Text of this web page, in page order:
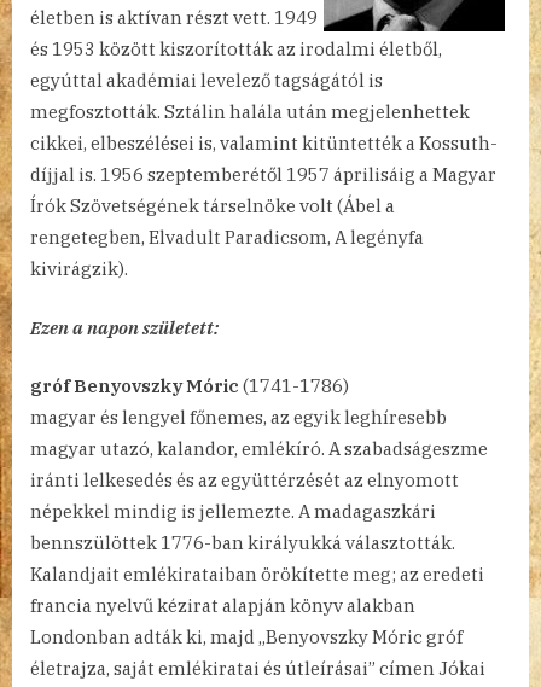
életben is aktívan részt vett. 1949
és 1953 között kiszorították az irodalmi életből,
egyúttal akadémiai levelező tagságától is
megfosztották. Sztálin halála után megjelenhettek
cikkei, elbeszélései is, valamint kitüntették a Kossuth-
díjjal is. 1956 szeptemberétől 1957 áprilisáig a Magyar
Írók Szövetségének társelnöke volt (Ábel a
rengetegben, Elvadult Paradicsom, A legényfa
kivirágzik).
Ezen a napon született:
gróf Benyovszky Móric (1741-1786)
magyar és lengyel főnemes, az egyik leghíresebb
magyar utazó, kalandor, emlékíró. A szabadságeszme
iránti lelkesedés és az együttérzését az elnyomott
népekkel mindig is jellemezte. A madagaszkári
bennszülöttek 1776-ban királyukká választották.
Kalandjait emlékirataiban örökítette meg; az eredeti
francia nyelvű kézirat alapján könyv alakban
Londonban adták ki, majd „Benyovszky Móric gróf
életrajza, saját emlékiratai és útleírásai” címen Jókai